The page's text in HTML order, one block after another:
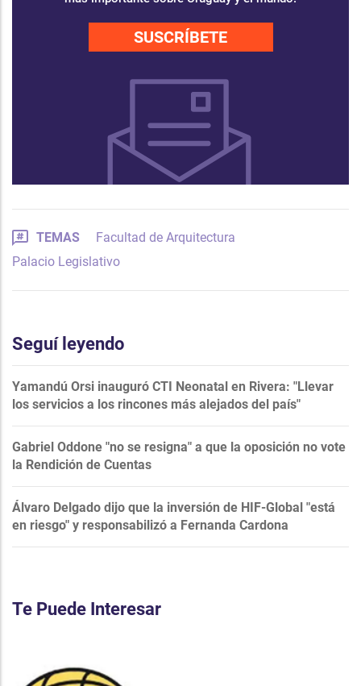
SUSCRÍBETE
TEMAS
Facultad de Arquitectura
Palacio Legislativo
Seguí leyendo
Yamandú Orsi inauguró CTI Neonatal en Rivera: "Llevar
los servicios a los rincones más alejados del país"
Gabriel Oddone "no se resigna" a que la oposición no vote
la Rendición de Cuentas
Álvaro Delgado dijo que la inversión de HIF-Global "está
en riesgo" y responsabilizó a Fernanda Cardona
Te Puede Interesar